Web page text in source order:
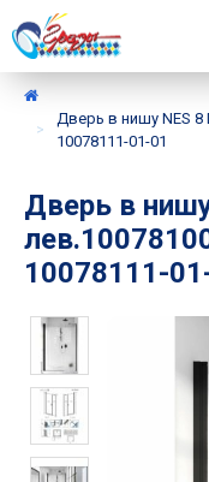
Дверь в нишу NES 8
10078111-01-01
Дверь в
10078111-